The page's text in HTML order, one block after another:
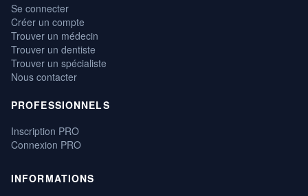
Se connecter
Créer un compte
Trouver un médecin
Trouver un dentiste
Trouver un spécialiste
Nous contacter
PROFESSIONNELS
Inscription PRO
Connexion PRO
INFORMATIONS